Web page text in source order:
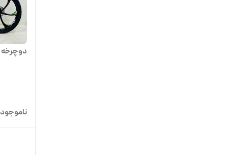
دوچرخه 24 اسپورت بولت
ناموجود